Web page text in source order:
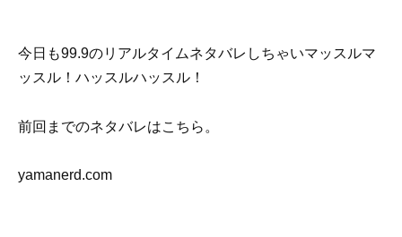
今日も99.9のリアルタイムネタバレしちゃいマッスルマ
ッスル！ハッスルハッスル！
前回までのネタバレはこちら。
yamanerd.com